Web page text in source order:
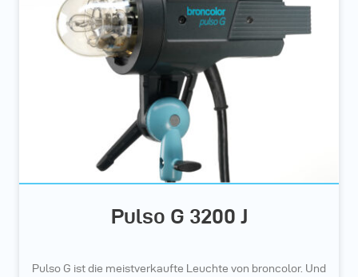
Pulso G 3200 J
Pulso G ist die meistverkaufte Leuchte von broncolor. Und